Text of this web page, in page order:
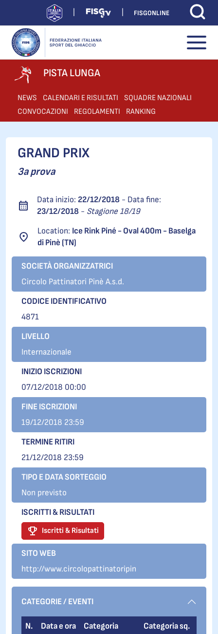
FISGONLINE
PISTA LUNGA
NEWS CALENDARI E RISULTATI
SQUADRE NAZIONALI
CONVOCAZIONI
REGOLAMENTI RANKING
GRAND PRIX
3a prova
Data inizio: 22/12/2018 - Data fine:
23/12/2018 - Stagione 18/19
Location: Ice Rink Piné - Oval 400m - Baselga
di Pinè (TN)
SOCIETÀ ORGANIZZATRICI
Circolo Pattinatori Pinè A.s.d.
CODICE IDENTIFICATIVO
4871
LIVELLO
Internazionale
INIZIO ISCRIZIONI
07/12/2018 00:00
FINE ISCRIZIONI
19/12/2018 23:59
TERMINE RITIRI
21/12/2018 23:59
TIPO E DATA SORTEGGIO
Non previsto
ISCRITTI & RISULTATI
Iscritti & Risultati
SITO WEB
http://www.circolopattinatoripin
CATEGORIE / EVENTI
N. Data e ora Categoria Categoria sq.